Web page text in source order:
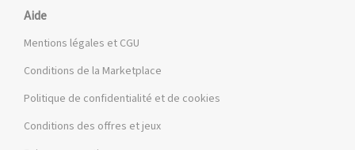
Aide
Mentions légales et CGU
Conditions de la Marketplace
Politique de confidentialité et de cookies
Conditions des offres et jeux